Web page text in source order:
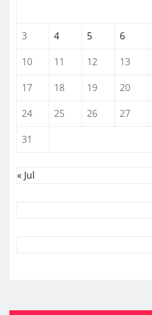
3
4 5 6
10
11 12 13
17
18 19 20
24
25 26 27
31
« Jul